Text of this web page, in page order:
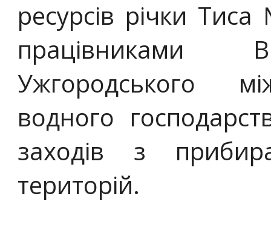
ресурсів річки
працівниками
Ужгородського
водного
заходів з
територій.